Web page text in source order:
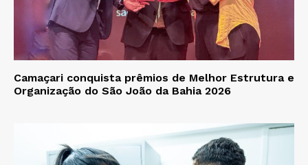
Camaçari conquista prêmios de Melhor Estrutura e
Organização do São João da Bahia 2026